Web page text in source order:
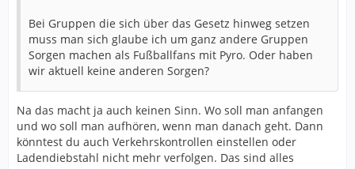
Bei Gruppen die sich über das Gesetz hinweg setzen
muss man sich glaube ich um ganz andere Gruppen
Sorgen machen als Fußballfans mit Pyro. Oder haben
wir aktuell keine anderen Sorgen?
Na das macht ja auch keinen Sinn. Wo soll man anfangen
und wo soll man aufhören, wenn man danach geht. Dann
könntest du auch Verkehrskontrollen einstellen oder
Ladendiebstahl nicht mehr verfolgen. Das sind alles